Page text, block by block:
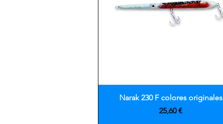
Vista rápida
Narak 230 F colores originales
Precio
25,60 €